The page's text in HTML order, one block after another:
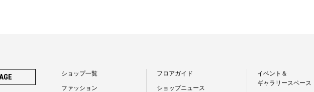
ショップ一覧
ファッション
フロアガイド
ショップニュース
イベント＆
ギャラリースペース